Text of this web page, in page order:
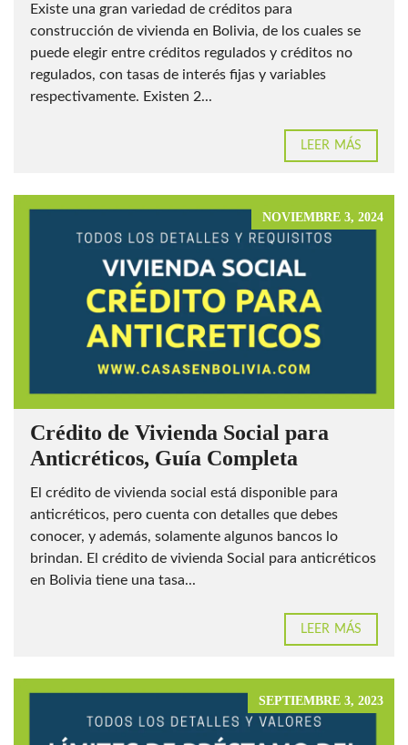
Existe una gran variedad de créditos para
construcción de vivienda en Bolivia, de los cuales se
puede elegir entre créditos regulados y créditos no
regulados, con tasas de interés fijas y variables
respectivamente. Existen 2...
LEER MÁS
NOVIEMBRE 3, 2024
Crédito de Vivienda Social para
Anticréticos, Guía Completa
El crédito de vivienda social está disponible para
anticréticos, pero cuenta con detalles que debes
conocer, y además, solamente algunos bancos lo
brindan. El crédito de vivienda Social para anticréticos
en Bolivia tiene una tasa...
LEER MÁS
SEPTIEMBRE 3, 2023